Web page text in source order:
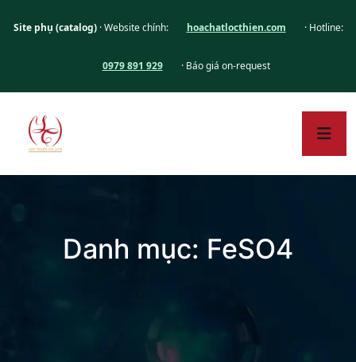
Site phụ (catalog)· Website chính: hoachatlocthien.com · Hotline:
0979 891 929 · Báo giá on-request
Danh mục: FeSO4